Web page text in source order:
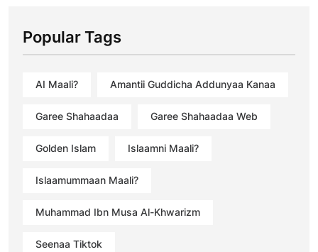
Popular Tags
AI Maali? Amantii Guddicha Addunyaa Kanaa
Garee Shahaadaa Garee Shahaadaa Web
Golden Islam Islaamni Maali?
Islaamummaan Maali?
Muhammad Ibn Musa Al-Khwarizm
Seenaa Tiktok